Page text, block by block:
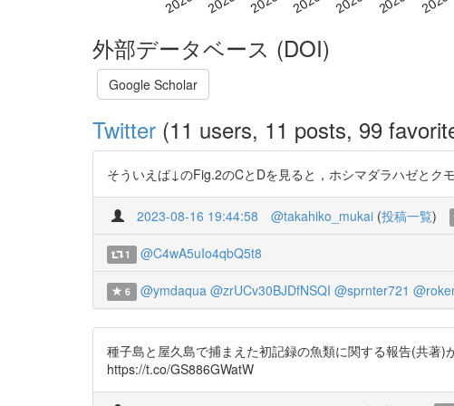
外部データベース (DOI)
Google Scholar
Twitter (11 users, 11 posts, 99
そういえば↓のFig.2のCとDを見ると，ホシマダラハゼとク
2023-08-16 19:44:58 @takahiko_mukai (投稿一覧)
1 @C4wA5uIo4qbQ5t8
6 @ymdaqua @zrUCv30BJDfNSQI @sprnter721
種子島と屋久島で捕まえた初記録の魚類に関する報告(共著
https://t.co/GS886GWatW